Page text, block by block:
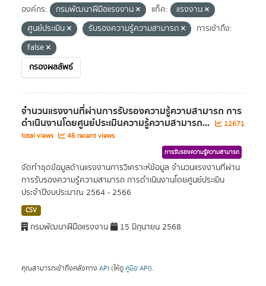
องค์กร: กรมพัฒนาฝีมือแรงงาน แท็ค:
แรงงาน
ศูนย์ประเมิน
รับรองความรู้ความสามารถ
การเข้าถึง:
false
กรองผลลัพธ์
จำนวนแรงงานที่ผ่านการรับรองความรู้ความสามารถ การ
ดำเนินงานโดยศูนย์ประเมินความรู้ความสามารถ...
12671
total views
46 recent views
การรับรองความรู้ความสามารถ
จัดทำชุดข้อมูลด้านแรงงานการวิเคราะห์ข้อมูล จำนวนแรงงานที่ผ่าน
การรับรองความรู้ความสามารถ การดำเนินงานโดยศูนย์ประเมิน
ประจำปีงบประมาณ 2564 - 2566
CSV
กรมพัฒนาฝีมือแรงงาน 15 มิถุนายน 2568
คุณสามารถเข้าถึงคลังทาง API (ให้ดู คู่มือ API).